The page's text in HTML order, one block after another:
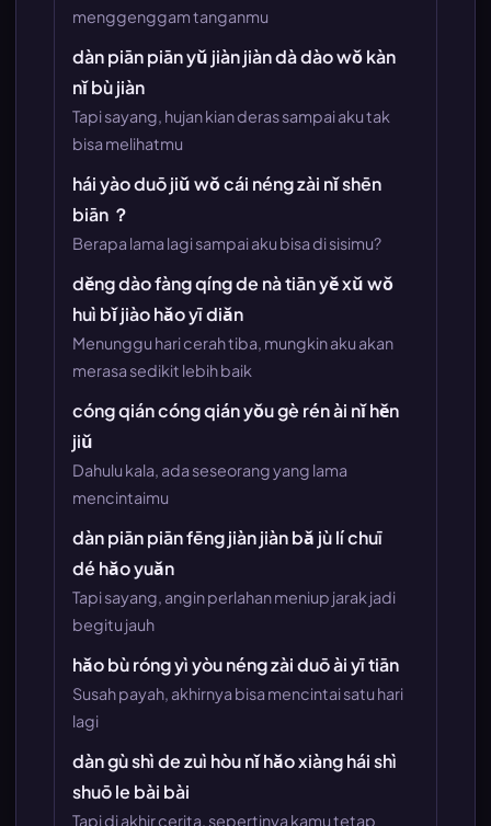
menggenggam tanganmu
dàn piān piān yǔ jiàn jiàn dà dào wǒ kàn
nǐ bù jiàn
Tapi sayang, hujan kian deras sampai aku tak
bisa melihatmu
hái yào duō jiǔ wǒ cái néng zài nǐ shēn
biān ？
Berapa lama lagi sampai aku bisa di sisimu?
děng dào fàng qíng de nà tiān yě xǔ wǒ
huì bǐ jiào hǎo yī diǎn
Menunggu hari cerah tiba, mungkin aku akan
merasa sedikit lebih baik
cóng qián cóng qián yǒu gè rén ài nǐ hěn
jiǔ
Dahulu kala, ada seseorang yang lama
mencintaimu
dàn piān piān fēng jiàn jiàn bǎ jù lí chuī
dé hǎo yuǎn
Tapi sayang, angin perlahan meniup jarak jadi
begitu jauh
hǎo bù róng yì yòu néng zài duō ài yī tiān
Susah payah, akhirnya bisa mencintai satu hari
lagi
dàn gù shì de zuì hòu nǐ hǎo xiàng hái shì
shuō le bài bài
Tapi di akhir cerita, sepertinya kamu tetap